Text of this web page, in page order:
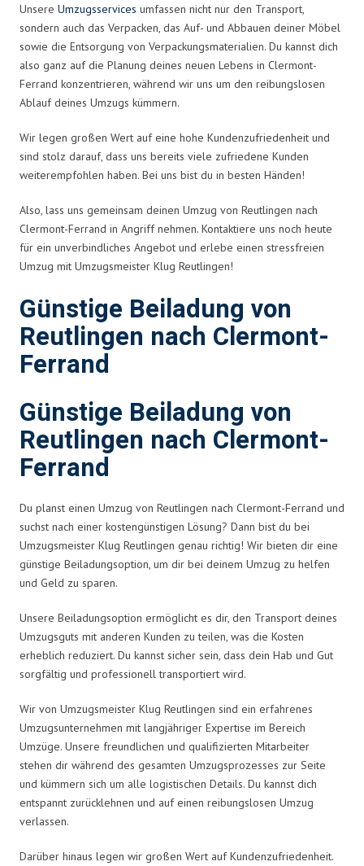
Unsere Umzugsservices umfassen nicht nur den Transport,
sondern auch das Verpacken, das Auf- und Abbauen deiner Möbel
sowie die Entsorgung von Verpackungsmaterialien. Du kannst dich
also ganz auf die Planung deines neuen Lebens in Clermont-
Ferrand konzentrieren, während wir uns um den reibungslosen
Ablauf deines Umzugs kümmern.
Wir legen großen Wert auf eine hohe Kundenzufriedenheit und
sind stolz darauf, dass uns bereits viele zufriedene Kunden
weiterempfohlen haben. Bei uns bist du in besten Händen!
Also, lass uns gemeinsam deinen Umzug von Reutlingen nach
Clermont-Ferrand in Angriff nehmen. Kontaktiere uns noch heute
für ein unverbindliches Angebot und erlebe einen stressfreien
Umzug mit Umzugsmeister Klug Reutlingen!
Günstige Beiladung von
Reutlingen nach Clermont-
Ferrand
Günstige Beiladung von
Reutlingen nach Clermont-
Ferrand
Du planst einen Umzug von Reutlingen nach Clermont-Ferrand und
suchst nach einer kostengünstigen Lösung? Dann bist du bei
Umzugsmeister Klug Reutlingen genau richtig! Wir bieten dir eine
günstige Beiladungsoption, um dir bei deinem Umzug zu helfen
und Geld zu sparen.
Unsere Beiladungsoption ermöglicht es dir, den Transport deines
Umzugsguts mit anderen Kunden zu teilen, was die Kosten
erheblich reduziert. Du kannst sicher sein, dass dein Hab und Gut
sorgfältig und professionell transportiert wird.
Wir von Umzugsmeister Klug Reutlingen sind ein erfahrenes
Umzugsunternehmen mit langjähriger Expertise im Bereich
Umzüge. Unsere freundlichen und qualifizierten Mitarbeiter
stehen dir während des gesamten Umzugsprozesses zur Seite
und kümmern sich um alle logistischen Details. Du kannst dich
entspannt zurücklehnen und auf einen reibungslosen Umzug
verlassen.
Darüber hinaus legen wir großen Wert auf Kundenzufriedenheit.